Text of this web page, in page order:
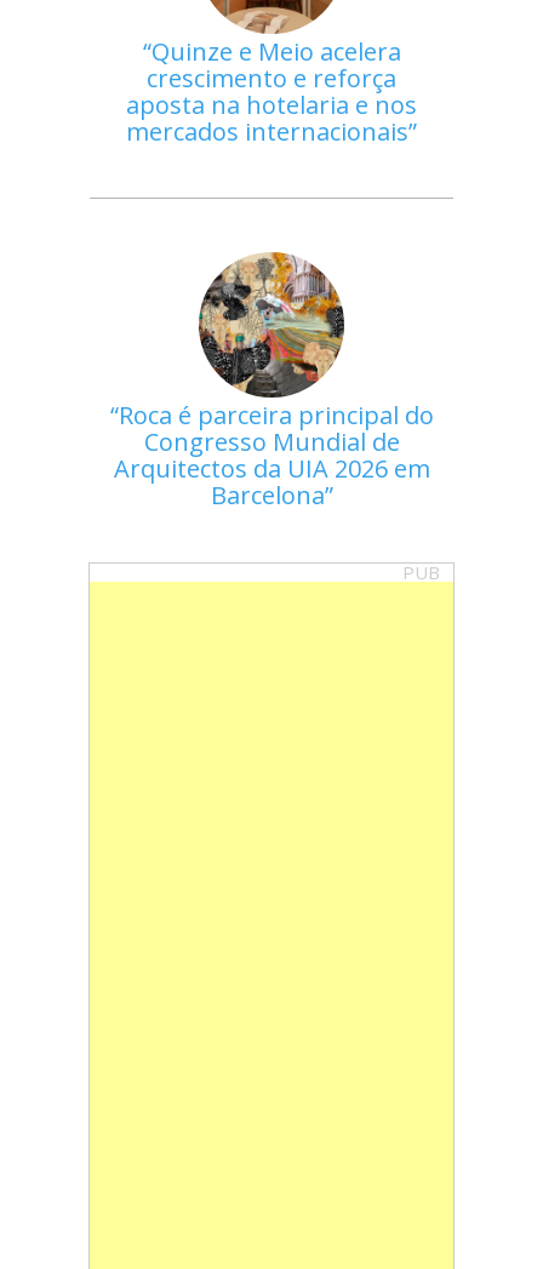
Quinze e Meio acelera
crescimento e reforça
aposta na hotelaria e nos
mercados internacionais
Roca é parceira principal do
Congresso Mundial de
Arquitectos da UIA 2026 em
Barcelona
PUB